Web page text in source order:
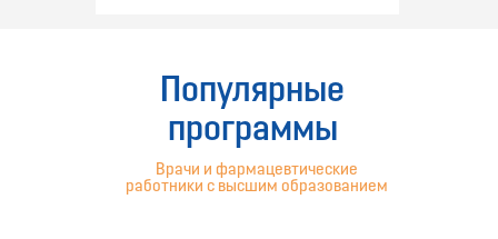
Популярные
программы
Врачи и фармацевтические
работники с высшим образованием